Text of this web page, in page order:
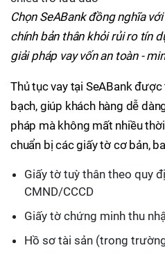
Chọn SeABank đồng nghĩa
chính bản thân khỏi rủi ro tín
giải pháp vay vốn an toàn -
Thủ tục vay tại SeABank
bạch, giúp khách hàng dễ
pháp mà không mất nhiều
chuẩn bị các giấy tờ cơ bản,
Giấy tờ tuỳ thân theo quy
CMND/CCCD
Giấy tờ chứng minh thu
Hồ sơ tài sản (trong